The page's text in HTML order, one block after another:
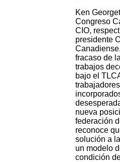
Ken
Congreso
CIO,
presidente
fracaso de
trabajos
bajo el
nueva
federación
reconoce
solución a
un modelo
condición